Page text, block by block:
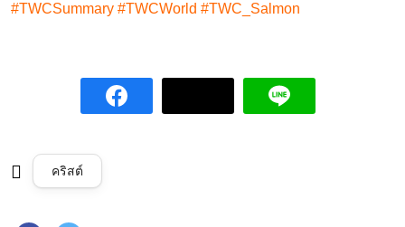
#TWCSummary #TWCWorld #TWC_Salmon
คริสต์